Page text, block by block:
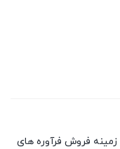
21 سال سابقه در زمینه فروش فرآوره های